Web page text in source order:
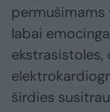
permušimams
labai
ekstrasistoles,
širdies